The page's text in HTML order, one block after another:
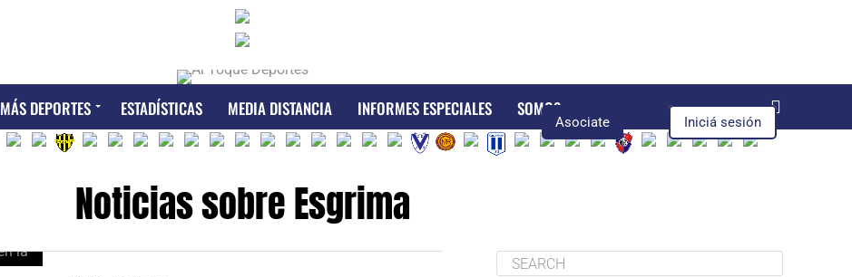
Asociate Iniciá sesión
MÁS DEPORTES ESTADÍSTICAS MEDIA DISTANCIA INFORMES ESPECIALES SOMOS
Noticias sobre Esgrima